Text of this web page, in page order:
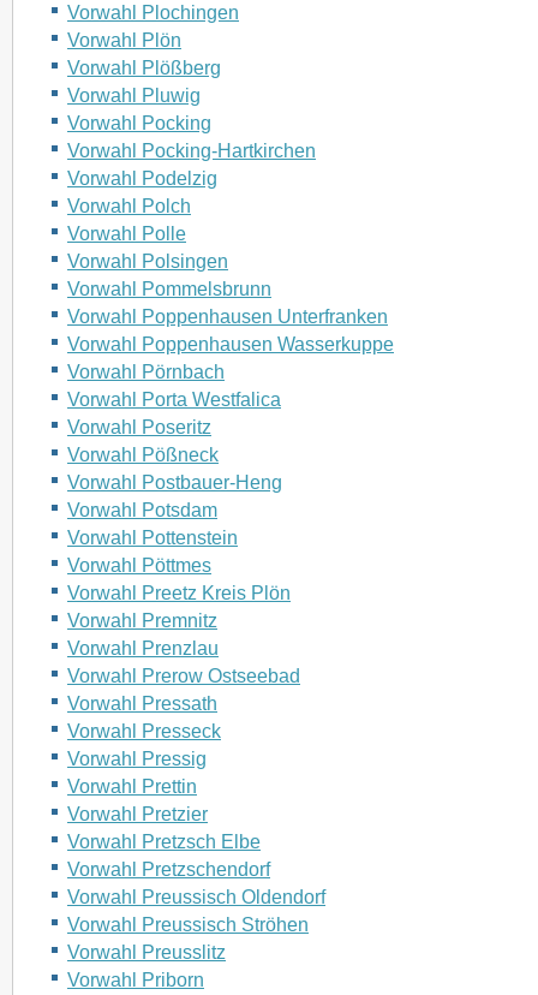
Vorwahl Plochingen
Vorwahl Plön
Vorwahl Plößberg
Vorwahl Pluwig
Vorwahl Pocking
Vorwahl Pocking-Hartkirchen
Vorwahl Podelzig
Vorwahl Polch
Vorwahl Polle
Vorwahl Polsingen
Vorwahl Pommelsbrunn
Vorwahl Poppenhausen Unterfranken
Vorwahl Poppenhausen Wasserkuppe
Vorwahl Pörnbach
Vorwahl Porta Westfalica
Vorwahl Poseritz
Vorwahl Pößneck
Vorwahl Postbauer-Heng
Vorwahl Potsdam
Vorwahl Pottenstein
Vorwahl Pöttmes
Vorwahl Preetz Kreis Plön
Vorwahl Premnitz
Vorwahl Prenzlau
Vorwahl Prerow Ostseebad
Vorwahl Pressath
Vorwahl Presseck
Vorwahl Pressig
Vorwahl Prettin
Vorwahl Pretzier
Vorwahl Pretzsch Elbe
Vorwahl Pretzschendorf
Vorwahl Preussisch Oldendorf
Vorwahl Preussisch Ströhen
Vorwahl Preusslitz
Vorwahl Priborn